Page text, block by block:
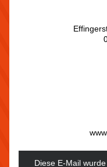
Diese E-Mail wurde